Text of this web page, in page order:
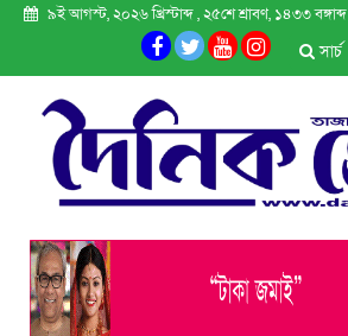
৯ই আগস্ট, ২০২৬ খ্রিস্টাব্দ , ২৫শে শ্রাবণ, ১৪৩৩ বঙ্গাব্দ
সার্চ